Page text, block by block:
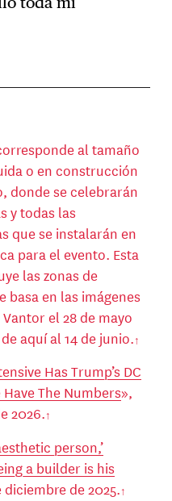
al tamaño
o en construcción
donde se celebrarán
y todas las
que se instalarán en
para el evento. Esta
las zonas de
basa en las imágenes
el 28 de mayo
aquí al 14 de junio.
Has Trump’s DC
The Numbers»,
2026.
person,’
a builder is his
diciembre de 2025.